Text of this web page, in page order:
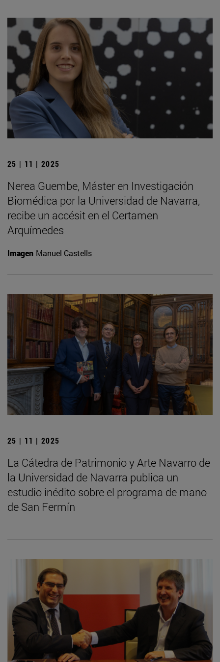
25 | 11 | 2025
Nerea Guembe, Máster en Investigación
Biomédica por la Universidad de Navarra,
recibe un accésit en el Certamen
Arquímedes
Imagen Manuel Castells
25 | 11 | 2025
La Cátedra de Patrimonio y Arte Navarro de
la Universidad de Navarra publica un
estudio inédito sobre el programa de mano
de San Fermín